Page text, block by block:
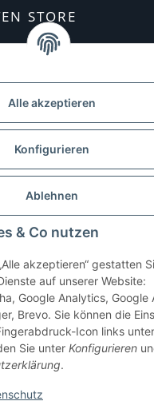
Alle akzeptieren
Konfigurieren
Ablehnen
& Co nutzen
akzeptieren“ gestatten
auf unserer Website:
Google Analytics, Google
Brevo. Sie können die
Icon links
Sie unter Konfigurieren
.
STORE
Uhr
14:00–16:00 Uhr
Uhr
Uhr
USt., zzgl.Versand